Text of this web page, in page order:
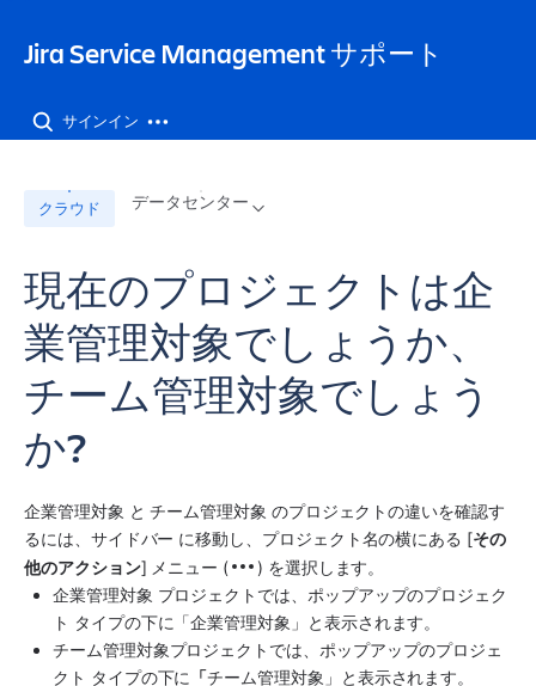
Jira Service Management サポート
サインイン
クラウド データセンター
現在のプロジェクトは企
業管理対象でしょうか、
チーム管理対象でしょう
か?
企業管理対象 と チーム管理対象 のプロジェクトの違いを確認す
るには、 サイドバー に移動し、プロジェクト名の横にある [その
他のアクション] メニュー (
) を選択します。
企業管理対象 プロジェクトでは、ポップアップのプロジェク
ト タイプの下に「企業管理対象 」と表示されます。
チーム管理対象プロジェクトでは、ポップアップのプロジェ
クト タイプの下に 「チーム管理対象 」と表示されます。